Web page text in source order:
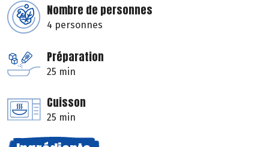
Nombre de personnes
4 personnes
Préparation
25 min
Cuisson
25 min